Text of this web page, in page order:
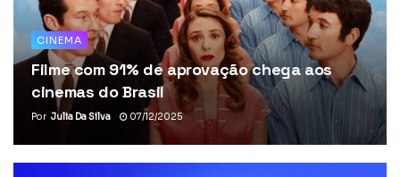
CINEMA
Filme com 91% de aprovação chega aos
cinemas do Brasil
Por Julia Da Silva 07/12/2025